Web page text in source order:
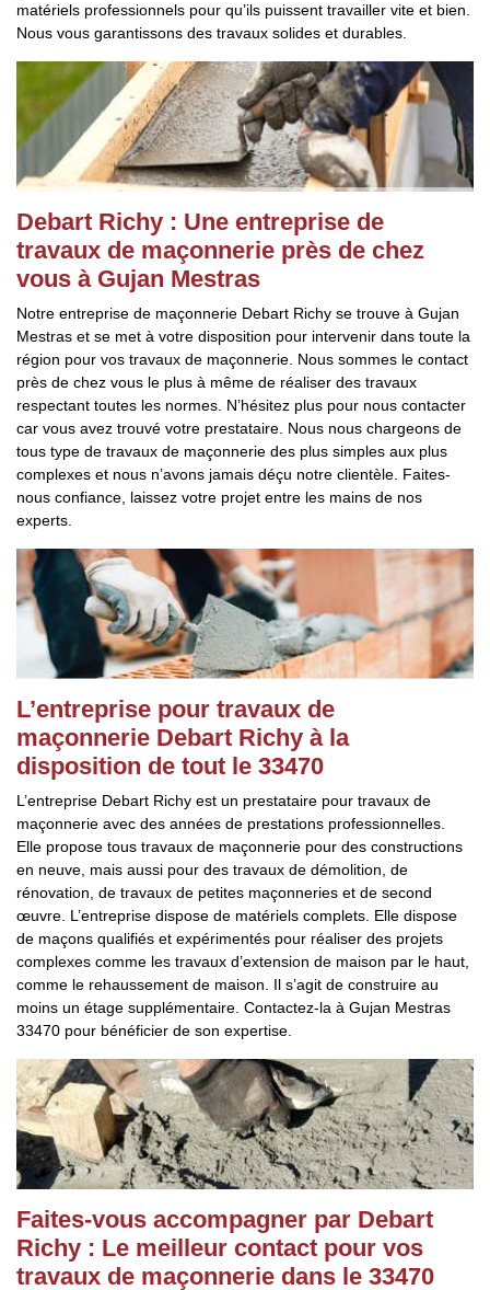
matériels professionnels pour qu’ils puissent travailler vite et bien.
Nous vous garantissons des travaux solides et durables.
Debart Richy : Une entreprise de
travaux de maçonnerie près de chez
vous à Gujan Mestras
Notre entreprise de maçonnerie Debart Richy se trouve à Gujan
Mestras et se met à votre disposition pour intervenir dans toute la
région pour vos travaux de maçonnerie. Nous sommes le contact
près de chez vous le plus à même de réaliser des travaux
respectant toutes les normes. N’hésitez plus pour nous contacter
car vous avez trouvé votre prestataire. Nous nous chargeons de
tous type de travaux de maçonnerie des plus simples aux plus
complexes et nous n’avons jamais déçu notre clientèle. Faites-
nous confiance, laissez votre projet entre les mains de nos
experts.
L’entreprise pour travaux de
maçonnerie Debart Richy à la
disposition de tout le 33470
L’entreprise Debart Richy est un prestataire pour travaux de
maçonnerie avec des années de prestations professionnelles.
Elle propose tous travaux de maçonnerie pour des constructions
en neuve, mais aussi pour des travaux de démolition, de
rénovation, de travaux de petites maçonneries et de second
œuvre. L’entreprise dispose de matériels complets. Elle dispose
de maçons qualifiés et expérimentés pour réaliser des projets
complexes comme les travaux d’extension de maison par le haut,
comme le rehaussement de maison. Il s’agit de construire au
moins un étage supplémentaire. Contactez-la à Gujan Mestras
33470 pour bénéficier de son expertise.
Faites-vous accompagner par Debart
Richy : Le meilleur contact pour vos
travaux de maçonnerie dans le 33470